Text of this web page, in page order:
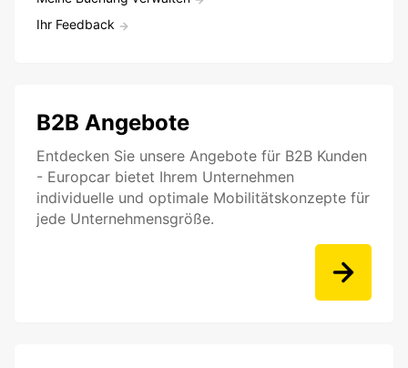
Ihr Feedback
B2B Angebote
Entdecken Sie unsere Angebote für B2B Kunden
- Europcar bietet Ihrem Unternehmen
individuelle und optimale Mobilitätskonzepte für
jede Unternehmensgröße.